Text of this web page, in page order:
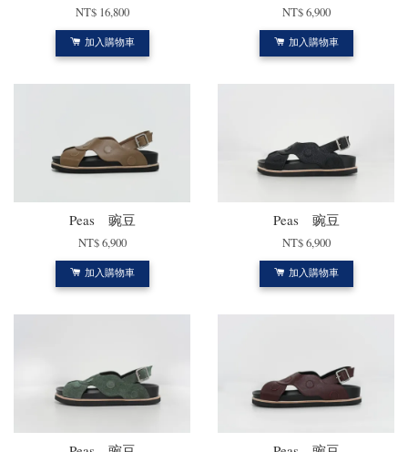
NT$ 16,800
加入購物車
NT$ 6,900
加入購物車
Peas 豌豆
NT$ 6,900
加入購物車
Peas 豌豆
NT$ 6,900
加入購物車